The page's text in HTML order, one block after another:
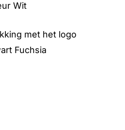
Wit
met het logo
Fuchsia